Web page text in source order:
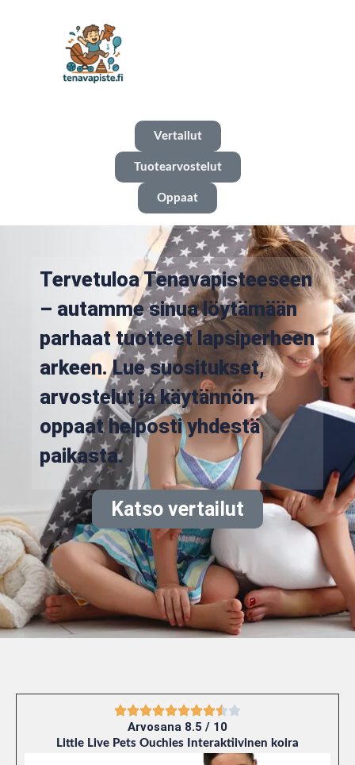
Vertailut
Tuotearvostelut
Oppaat
Tervetuloa Tenavapisteeseen
– autamme sinua löytämään
parhaat tuotteet lapsiperheen
arkeen. Lue suositukset,
arvostelut ja käytännön
oppaat helposti yhdestä
paikasta.
Katso vertailut
Arvosana 8.5 / 10
Little Live Pets Ouchies Interaktiivinen koira